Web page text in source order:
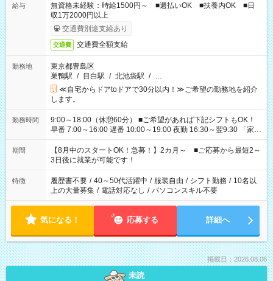
給与
無資格未経験：時給1500円～ ■週払いOK ■扶養内OK ■日
収1万2000円以上
交通費別途支給あり
交通費 交通費全額支給
勤務地
東京都豊島区
巣鴨駅 / 目白駅 / 北池袋駅 / …
≪自宅からドアtoドアで30分以内！≫ご希望の勤務地を紹介
します。
勤務時間
9:00～18:00（休憩60分） ■ご希望があれば下記シフトもOK！
早番 7:00～16:00 遅番 10:00～19:00 夜勤 16:30～翌9:30 「家族
と休みを合わせたい」 「余裕を持って夕飯の準備がしたい」
「できれば残業はしたくない」 など、ご希望を教えてください
ね。 ※Wワーク希望の方へ 今ご覧のお仕事で希望する勤務時間
と、もう1つのお仕事の勤務時間。 合計で週40時間を超える場
合は応募できません。
期間
【8月中のスタートOK！急募！】2カ月～ ■ご応募から最短2～
3日後に就業が可能です！
特徴 履歴書不要 / 40～50代活躍中 / 服装自由 / シフト勤務 / 10名以
上の大量募集 / 電話対応なし / パソコンスキル不要
気になる！ 応募する 詳細へ
掲載日：2026.08.06
未読